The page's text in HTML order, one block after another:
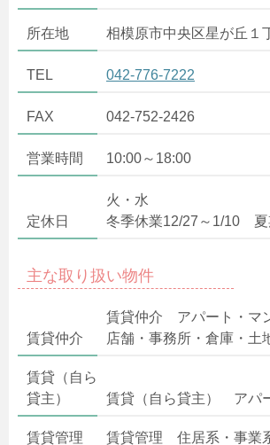
所在地 相模原市中央区星が丘１
TEL 042-776-7222
FAX 042-752-2426
営業時間 10:00～18:00
定休日
火・水
冬季休業12/27～1/10 夏
主な取り扱い物件
賃貸仲介
賃貸仲介 アパート・マ
店舗・事務所・倉庫・土
賃貸（自ら
貸主）
賃貸（自ら貸主） アパ
賃貸管理 賃貸管理 住居系・事業